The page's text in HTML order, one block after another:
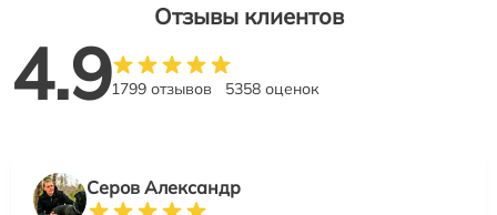
Отзывы клиентов
4.91799 отзывов 5358 оценок
Серов Александр